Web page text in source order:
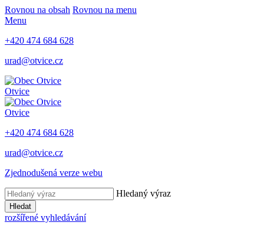
Rovnou na obsah Rovnou na menu
Menu
+420 474 684 628
urad@otvice.cz
Otvice
Otvice
+420 474 684 628
urad@otvice.cz
Zjednodušená verze webu
Hledaný výraz
Hledat
rozšířené vyhledávání